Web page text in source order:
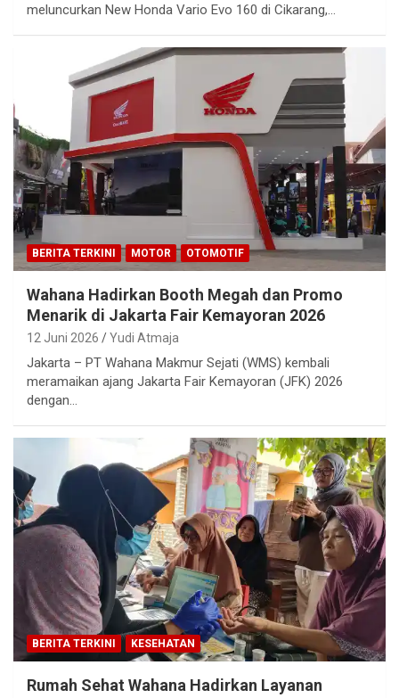
meluncurkan New Honda Vario Evo 160 di Cikarang,…
BERITA TERKINI MOTOR OTOMOTIF
Wahana Hadirkan Booth Megah dan Promo
Menarik di Jakarta Fair Kemayoran 2026
12 Juni 2026 Yudi Atmaja
Jakarta – PT Wahana Makmur Sejati (WMS) kembali
meramaikan ajang Jakarta Fair Kemayoran (JFK) 2026
dengan…
BERITA TERKINI KESEHATAN
Rumah Sehat Wahana Hadirkan Layanan